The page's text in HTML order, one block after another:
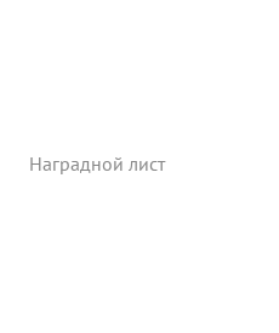
Наградной лист